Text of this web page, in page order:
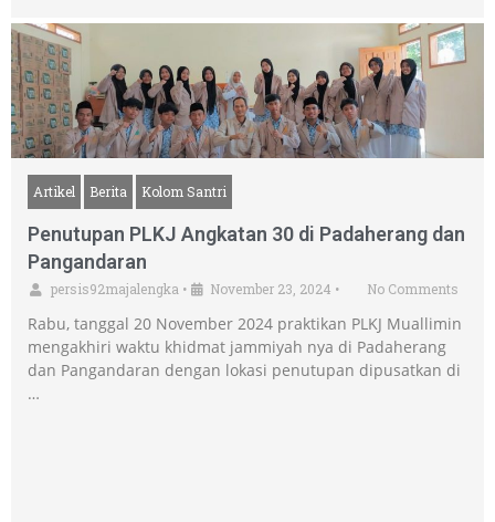
Artikel Berita Kolom Santri
Penutupan PLKJ Angkatan 30 di Padaherang dan
Pangandaran
persis92majalengka • November 23, 2024 • No Comments
Rabu, tanggal 20 November 2024 praktikan PLKJ Muallimin
mengakhiri waktu khidmat jammiyah nya di Padaherang
dan Pangandaran dengan lokasi penutupan dipusatkan di
…